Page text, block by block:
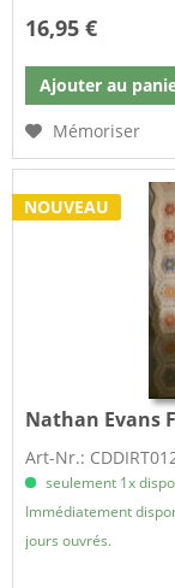
16,95 €
Ajouter au
Mémoriser
NOUVEAU
Nathan Evans
Art-Nr.:
seulement 1x
Immédiatement
jours ouvrés.